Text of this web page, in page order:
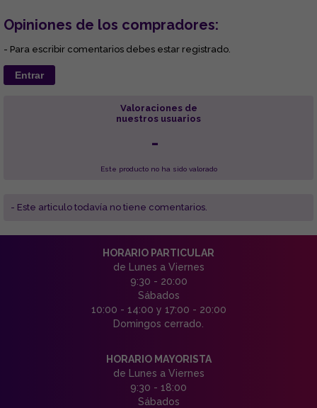
Opiniones de los compradores:
- Para escribir comentarios debes estar registrado.
Entrar
Valoraciones de
nuestros usuarios
-
Este producto no ha sido valorado
- Este articulo todavía no tiene comentarios.
HORARIO PARTICULAR
de Lunes a Viernes
9:30 - 20:00
Sábados
10:00 - 14:00 y 17:00 - 20:00
Domingos cerrado.
HORARIO MAYORISTA
de Lunes a Viernes
9:30 - 18:00
Sábados